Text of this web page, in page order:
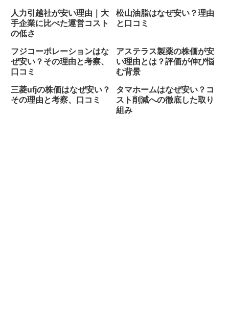
人力引越社が安い理由｜大
手企業に比べた運営コスト
の低さ
松山油脂はなぜ安い？理由
と口コミ
フジコーポレーションはな
ぜ安い？その理由と考察、
口コミ
アステラス製薬の株価が安
い理由とは？評価が伸び悩
む背景
三菱ufjの株価はなぜ安い？
その理由と考察、口コミ
タマホームはなぜ安い？コ
スト削減への徹底した取り
組み